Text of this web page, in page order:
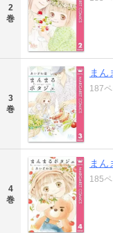
2
巻
3
巻
まん
187
4
巻
まん
185